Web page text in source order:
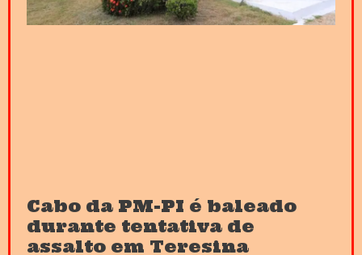
Cabo da PM-PI é baleado
durante tentativa de
assalto em Teresina